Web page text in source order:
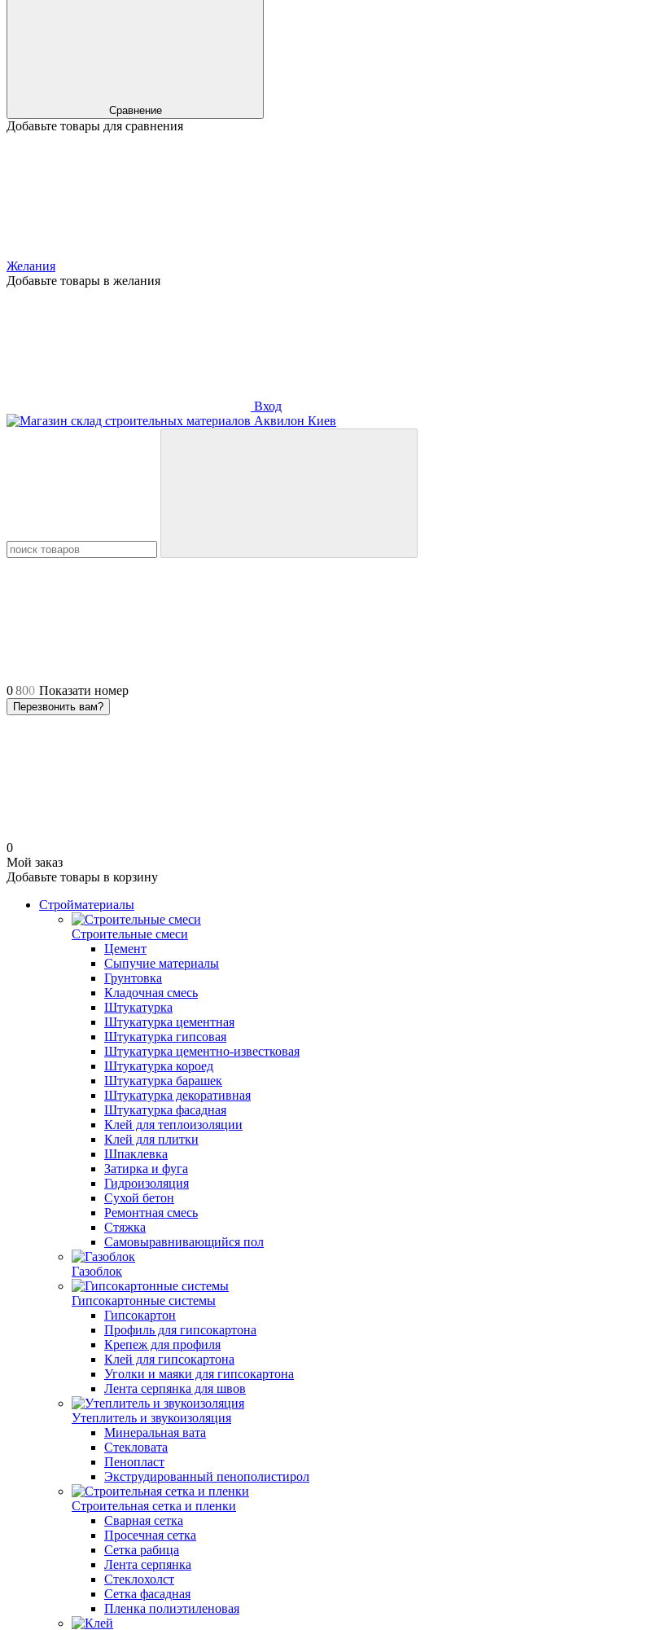
Сравнение
Добавьте товары для сравнения
Желания
Добавьте товары в желания
Вход
0800 Показати номер
Перезвонить вам?
0
Мой заказ
Добавьте товары в корзину
Стройматериалы
Строительные смеси
Цемент
Сыпучие материалы
Грунтовка
Кладочная смесь
Штукатурка
Штукатурка цементная
Штукатурка гипсовая
Штукатурка цементно-известковая
Штукатурка короед
Штукатурка барашек
Штукатурка декоративная
Штукатурка фасадная
Клей для теплоизоляции
Клей для плитки
Шпаклевка
Затирка и фуга
Гидроизоляция
Сухой бетон
Ремонтная смесь
Стяжка
Самовыравнивающийся пол
Газоблок
Гипсокартонные системы
Гипсокартон
Профиль для гипсокартона
Крепеж для профиля
Клей для гипсокартона
Уголки и маяки для гипсокартона
Лента серпянка для швов
Утеплитель и звукоизоляция
Минеральная вата
Стекловата
Пенопласт
Экструдированный пенополистирол
Строительная сетка и пленки
Сварная сетка
Просечная сетка
Сетка рабица
Лента серпянка
Стеклохолст
Сетка фасадная
Пленка полиэтиленовая